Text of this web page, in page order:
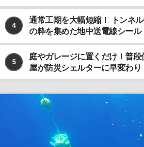
4
通常工期を大幅短縮！ トンネ
の粋を集めた地中送電線シール
5
庭やガレージに置くだけ！普段
屋が防災シェルターに早変わり